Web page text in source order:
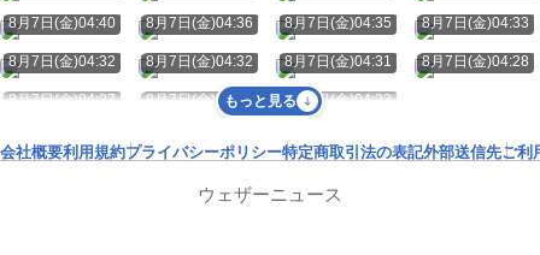
8月7日(金)04:40 8月7日(金)04:36 8月7日(金)04:35 8月7日(金)04:33
8月7日(金)04:32 8月7日(金)04:32 8月7日(金)04:31 8月7日(金)04:28
8月7日(金)04:27 8月7日(金)04:25 8月7日(金)04:23
もっと見る
会社概要利用規約プライバシーポリシー特定商取引法の表記外部送信先ご利
ウェザーニュース